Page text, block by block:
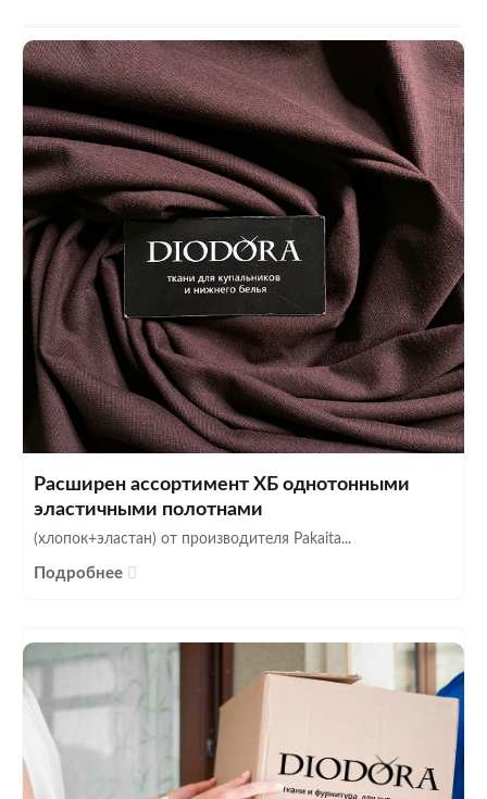
Расширен ассортимент ХБ однотонными
эластичными полотнами
(хлопок+эластан) от производителя Pakaita...
Подробнее